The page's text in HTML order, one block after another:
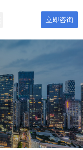
立即咨询